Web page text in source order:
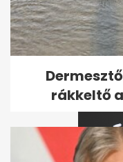
A
rákkeltő